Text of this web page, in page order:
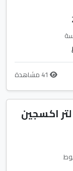
شراء عدد 200 الف لتر اكسجين